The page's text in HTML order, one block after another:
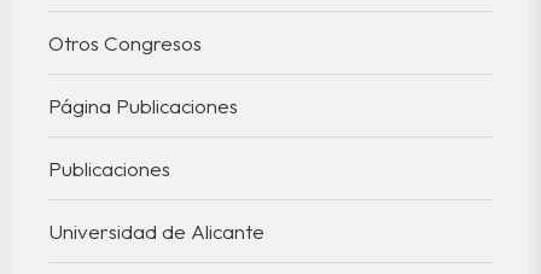
Otros Congresos
Página Publicaciones
Publicaciones
Universidad de Alicante